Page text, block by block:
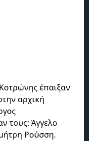
έπαιξαν
αρχική
τους: Άγγελο
Ρούσση.